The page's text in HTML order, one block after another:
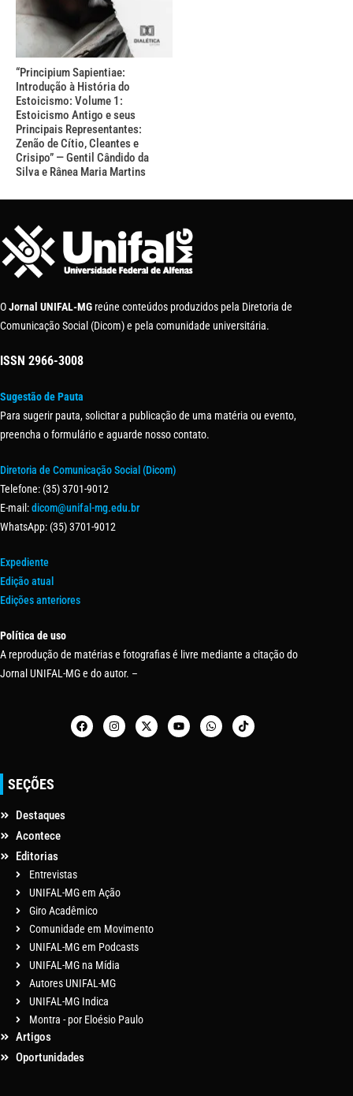
“Principium Sapientiae:
Introdução à História do
Estoicismo: Volume 1:
Estoicismo Antigo e seus
Principais Representantes:
Zenão de Cítio, Cleantes e
Crisipo” — Gentil Cândido da
Silva e Rânea Maria Martins
OJornal UNIFAL-MG reúne conteúdos produzidos pela Diretoria de
Comunicação Social (Dicom) e pela comunidade universitária.
ISSN 2966-3008
Sugestão de Pauta
Para sugerir pauta, solicitar a publicação de uma matéria ou evento,
preencha o formulário e aguarde nosso contato.
Diretoria de Comunicação Social (Dicom)
Telefone: (35) 3701-9012
E-mail:dicom@unifal-mg.edu.br
WhatsApp: (35) 3701-9012
Expediente
Edição atual
Edições anteriores
Política de uso
A reprodução de matérias e fotografias é livre mediante a citação do
Jornal UNIFAL-MG e do autor. –
SEÇÕES
Destaques
Acontece
Editorias
Entrevistas
UNIFAL-MG em Ação
Giro Acadêmico
Comunidade em Movimento
UNIFAL-MG em Podcasts
UNIFAL-MG na Mídia
Autores UNIFAL-MG
UNIFAL-MG Indica
Montra - por Eloésio Paulo
Artigos
Oportunidades